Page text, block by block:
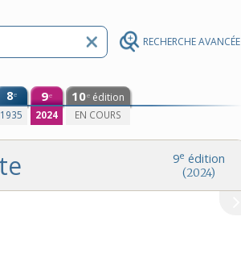
RECHERCHE AVANCÉE
8e
1935
9e
2024
10e édition
EN COURS
9e édition
(2024)